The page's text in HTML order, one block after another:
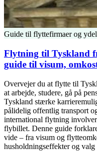
Guide til flyttefirmaer og
Flytning til Tyskland
guide til visum,
Overvejer du at flytte til
at arbejde, studere, gå på
Tyskland stærke
pålidelig offentlig transport
international flytning
flybillet. Denne guide
vide – fra visum og
husholdningseffekter og